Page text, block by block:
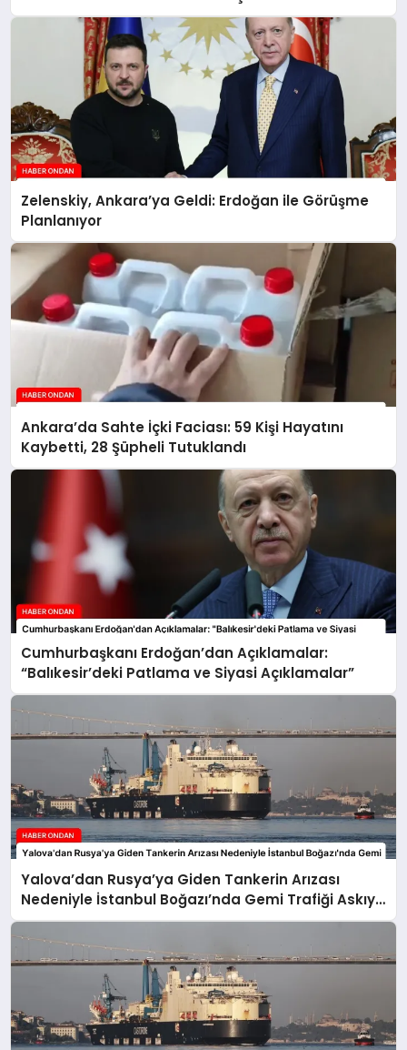
Zelenskiy, Ankara’ya Geldi: Erdoğan ile Görüşme
Planlanıyor
Ankara’da Sahte İçki Faciası: 59 Kişi Hayatını
Kaybetti, 28 Şüpheli Tutuklandı
Cumhurbaşkanı Erdoğan’dan Açıklamalar:
“Balıkesir’deki Patlama ve Siyasi Açıklamalar”
Yalova’dan Rusya’ya Giden Tankerin Arızası
Nedeniyle İstanbul Boğazı’nda Gemi Trafiği Askıya
Alındı